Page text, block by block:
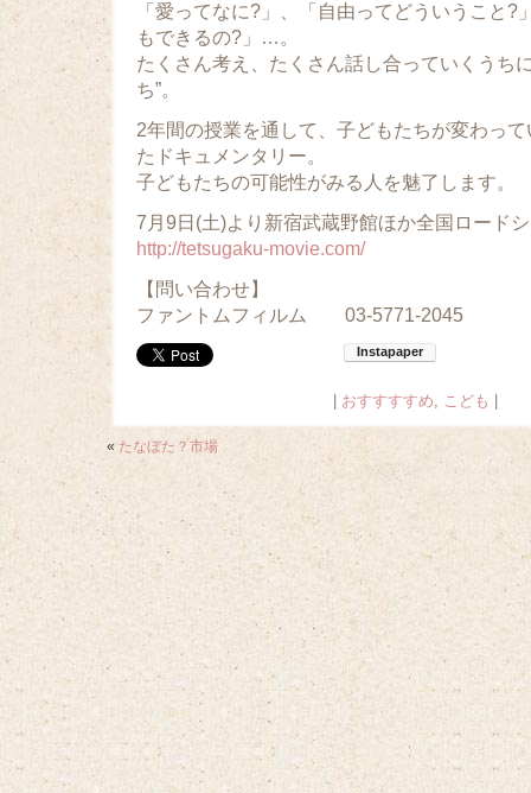
「愛ってなに?」、「自由ってどういうこと?
もできるの?」…。
たくさん考え、たくさん話し合っていくうち
ち”。
2年間の授業を通して、子どもたちが変わっ
たドキュメンタリー。
子どもたちの可能性がみる人を魅了します。
7月9日(土)より新宿武蔵野館ほか全国ロード
http://tetsugaku-movie.com/
【問い合わせ】
ファントムフィルム 03-5771-2045
おすすすすめ, こども
« たなぼた？市場